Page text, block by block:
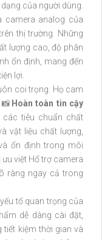
của người dùng.
camera analog của
thị trường. Những
lượng cao, độ phân
ổn định, mang đến
lợi.
coi trọng. Họ cam
📸 Hoàn toàn tin cậy
tiêu chuẩn chất
vật liệu chất lượng,
ổn định trong môi
việt Hổ trợ camera
ràng ngay cả trong
tố quan trọng của
dễ dàng cài đặt,
tiết kiệm thời gian và